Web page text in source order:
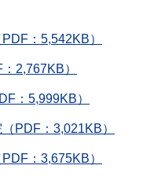
：5,542KB）
2,767KB）
：5,999KB）
PDF：3,021KB）
：3,675KB）